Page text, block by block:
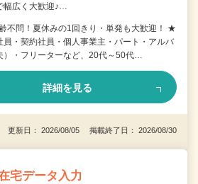
広く大歓迎♪…
不問！夏休みの1回きり・単発も大歓迎！ ★
員・契約社員・個人事業主・パート・アルバ
）・フリーターなど、20代～50代…
詳細を見る
更新日： 2026/08/05 掲載終了日： 2026/08/30
宅データ入力